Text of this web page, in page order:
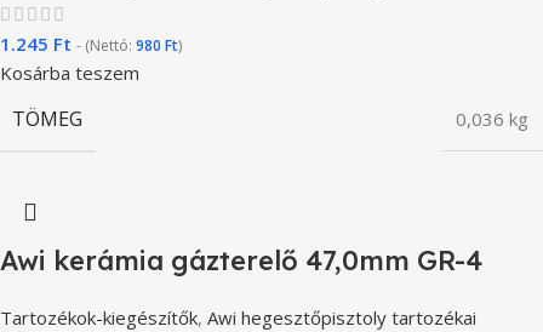
1.245 Ft - (Nettó: 980 Ft)
Kosárba teszem
TÖMEG 0,036 kg
Awi kerámia gázterelő 47,0mm GR-4
Tartozékok-kiegészítők, Awi hegesztőpisztoly tartozékai